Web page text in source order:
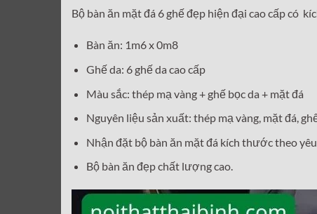
Bộ bàn ăn mặt đá 6 ghế đẹp hiện đại cao cấp có
Bàn ăn: 1m6 x 0m8
Ghế da: 6 ghế da cao cấp
Màu sắc: thép mạ vàng + ghế bọc da + mặt đá
Nguyên liệu sản xuất: thép mạ vàng, mặt đá,
Nhận đặt bộ bàn ăn mặt đá kích thước theo yêu
Bộ bàn ăn đẹp chất lượng cao.